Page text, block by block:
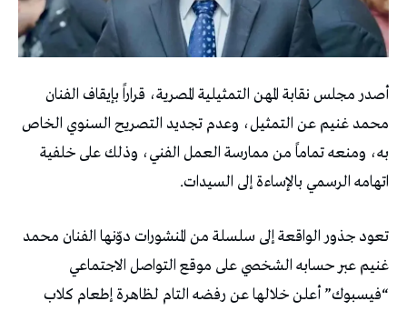
أصدر مجلس نقابة المهن التمثيلية المصرية، قراراً بإيقاف الفنان
محمد غنيم عن التمثيل، وعدم تجديد التصريح السنوي الخاص
به، ومنعه تماماً من ممارسة العمل الفني، وذلك على خلفية
اتهامه الرسمي بالإساءة إلى السيدات.
تعود جذور الواقعة إلى سلسلة من المنشورات دوّنها الفنان محمد
غنيم عبر حسابه الشخصي على موقع التواصل الاجتماعي
“فيسبوك” أعلن خلالها عن رفضه التام لظاهرة إطعام كلاب